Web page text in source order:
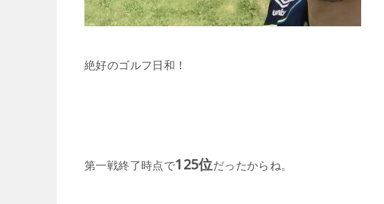
絶好のゴルフ日和！
第一戦終了時点で125位だったからね。